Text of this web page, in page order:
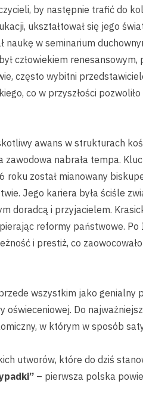
by następnie trafić do
ukształtował się jego
naukę w seminarium
człowiekiem
często wybitni
co w przyszłości
awans w strukturach
zawodowa nabrała tempa.
został mianowany
Jego kariera była ściśle
doradcą i przyjacielem.
reformy państwowe.
i prestiż, co
wszystkim jako
Do
w którym w sposób
utworów, które do dziś
– pierwsza polska